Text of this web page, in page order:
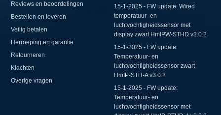
Reviews en beoordelingen
Bestellen en leveren
Veilig betalen
Herroeping en garantie
Retourneren
Klachten
Overige vragen
15-1-2025 - FW update: Wired
temperatuur- en
luchtvochtigheidssensor met
display zwart HmIPW-STHD v3.0.2
15-1-2025 - FW update:
Temperatuur- en
luchtvochtigheidssensor zwart
HmIP-STH-A v3.0.2
15-1-2025 - FW update:
Temperatuur- en
luchtvochtigheidssensor met